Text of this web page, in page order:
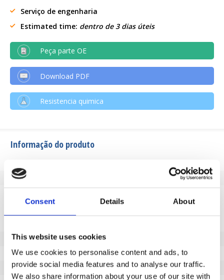
Consent Details About
This website uses cookies
We use cookies to personalise content and ads, to
provide social media features and to analyse our traffic.
We also share information about your use of our site with
Serviço de engenharia
Estimated time: dentro de 3 dias úteis
Peça parte OE
Download PDF
Resistencia quimica
Informação do produto
EAN
Banda de rodagem não
Diâmetro da roda (mm)
Capacidade de carga (kg)
180
Tipo de rolamento
Rolamento de esferas